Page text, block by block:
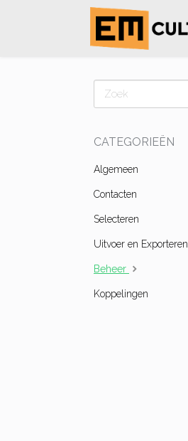
CATEGORIEËN
Algemeen
Contacten
Selecteren
Uitvoer en Exporteren
Beheer
Koppelingen